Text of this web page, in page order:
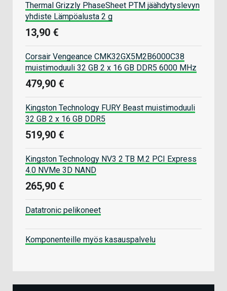
Thermal Grizzly PhaseSheet PTM jäähdytyslevyn
yhdiste Lämpöalusta 2 g
13,90 €
Corsair Vengeance CMK32GX5M2B6000C38
muistimoduuli 32 GB 2 x 16 GB DDR5 6000 MHz
479,90 €
Kingston Technology FURY Beast muistimoduuli
32 GB 2 x 16 GB DDR5
519,90 €
Kingston Technology NV3 2 TB M.2 PCI Express
4.0 NVMe 3D NAND
265,90 €
Datatronic pelikoneet
Komponenteille myös kasauspalvelu